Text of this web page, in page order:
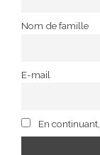
Nom de famille
E-mail
En